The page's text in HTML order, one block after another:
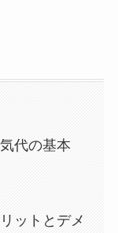
代の基本
ットとデメ